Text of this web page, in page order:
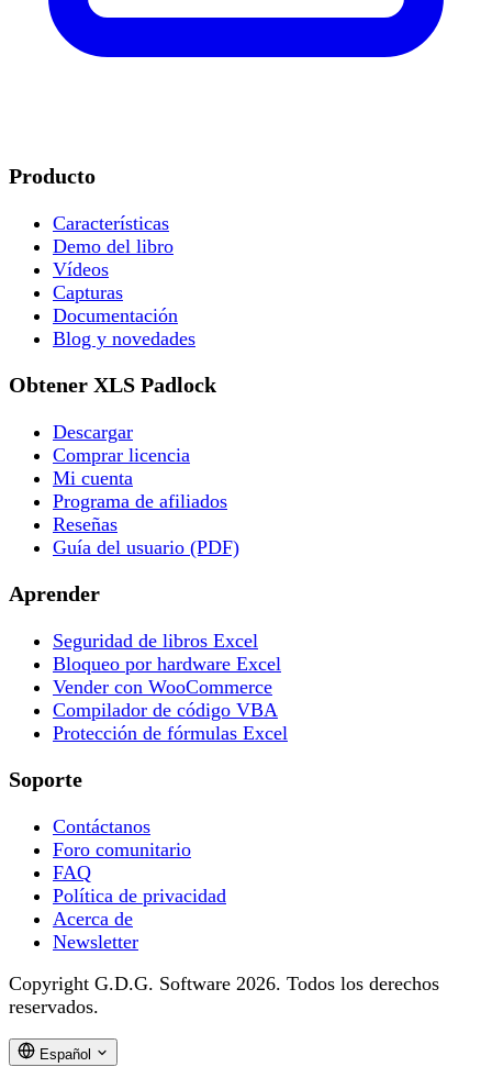
Producto
Características
Demo del libro
Vídeos
Capturas
Documentación
Blog y novedades
Obtener XLS Padlock
Descargar
Comprar licencia
Mi cuenta
Programa de afiliados
Reseñas
Guía del usuario (PDF)
Aprender
Seguridad de libros Excel
Bloqueo por hardware Excel
Vender con WooCommerce
Compilador de código VBA
Protección de fórmulas Excel
Soporte
Contáctanos
Foro comunitario
FAQ
Política de privacidad
Acerca de
Newsletter
Copyright G.D.G. Software 2026. Todos los derechos
reservados.
Español